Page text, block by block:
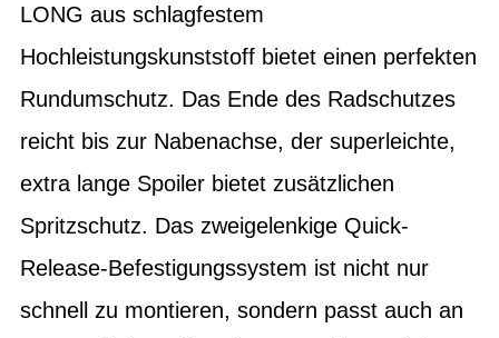
LONG aus schlagfestem
Hochleistungskunststoff bietet einen perfekten
Rundumschutz. Das Ende des Radschutzes
reicht bis zur Nabenachse, der superleichte,
extra lange Spoiler bietet zusätzlichen
Spritzschutz. Das zweigelenkige Quick-
Release-Befestigungssystem ist nicht nur
schnell zu montieren, sondern passt auch an